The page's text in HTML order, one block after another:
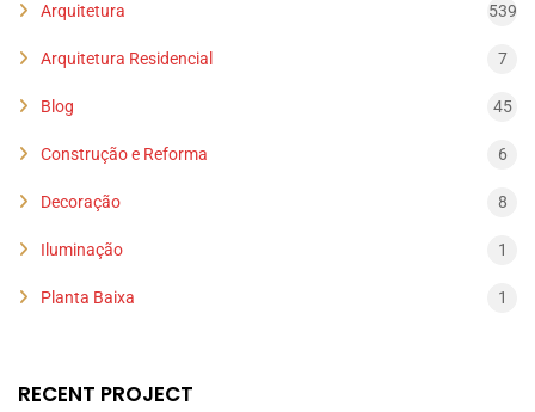
Arquitetura 539
Arquitetura Residencial 7
Blog 45
Construção e Reforma 6
Decoração 8
Iluminação 1
Planta Baixa 1
RECENT PROJECT